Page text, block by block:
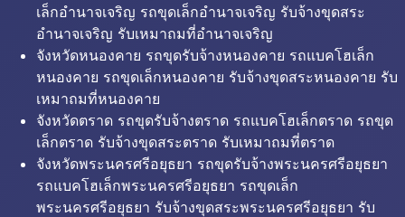
เล็กอำนาจเจริญ รถขุดเล็กอำนาจเจริญ รับจ้างขุดสระ
อำนาจเจริญ รับเหมาถมที่อำนาจเจริญ
จังหวัดหนองคาย รถขุดรับจ้างหนองคาย รถแบคโฮเล็ก
หนองคาย รถขุดเล็กหนองคาย รับจ้างขุดสระหนองคาย รับ
เหมาถมที่หนองคาย
จังหวัดตราด รถขุดรับจ้างตราด รถแบคโฮเล็กตราด รถขุด
เล็กตราด รับจ้างขุดสระตราด รับเหมาถมที่ตราด
จังหวัดพระนครศรีอยุธยา รถขุดรับจ้างพระนครศรีอยุธยา
รถแบคโฮเล็กพระนครศรีอยุธยา รถขุดเล็ก
พระนครศรีอยุธยา รับจ้างขุดสระพระนครศรีอยุธยา รับ